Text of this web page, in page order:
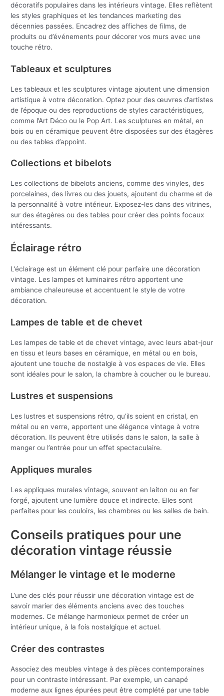
décoratifs populaires dans les intérieurs vintage. Elles reflètent
les styles graphiques et les tendances marketing des
décennies passées. Encadrez des affiches de films, de
produits ou d’événements pour décorer vos murs avec une
touche rétro.
Tableaux et sculptures
Les tableaux et les sculptures vintage ajoutent une dimension
artistique à votre décoration. Optez pour des œuvres d’artistes
de l’époque ou des reproductions de styles caractéristiques,
comme l’Art Déco ou le Pop Art. Les sculptures en métal, en
bois ou en céramique peuvent être disposées sur des étagères
ou des tables d’appoint.
Collections et bibelots
Les collections de bibelots anciens, comme des vinyles, des
porcelaines, des livres ou des jouets, ajoutent du charme et de
la personnalité à votre intérieur. Exposez-les dans des vitrines,
sur des étagères ou des tables pour créer des points focaux
intéressants.
Éclairage rétro
L’éclairage est un élément clé pour parfaire une décoration
vintage. Les lampes et luminaires rétro apportent une
ambiance chaleureuse et accentuent le style de votre
décoration.
Lampes de table et de chevet
Les lampes de table et de chevet vintage, avec leurs abat-jour
en tissu et leurs bases en céramique, en métal ou en bois,
ajoutent une touche de nostalgie à vos espaces de vie. Elles
sont idéales pour le salon, la chambre à coucher ou le bureau.
Lustres et suspensions
Les lustres et suspensions rétro, qu’ils soient en cristal, en
métal ou en verre, apportent une élégance vintage à votre
décoration. Ils peuvent être utilisés dans le salon, la salle à
manger ou l’entrée pour un effet spectaculaire.
Appliques murales
Les appliques murales vintage, souvent en laiton ou en fer
forgé, ajoutent une lumière douce et indirecte. Elles sont
parfaites pour les couloirs, les chambres ou les salles de bain.
Conseils pratiques pour une
décoration vintage réussie
Mélanger le vintage et le moderne
L’une des clés pour réussir une décoration vintage est de
savoir marier des éléments anciens avec des touches
modernes. Ce mélange harmonieux permet de créer un
intérieur unique, à la fois nostalgique et actuel.
Créer des contrastes
Associez des meubles vintage à des pièces contemporaines
pour un contraste intéressant. Par exemple, un canapé
moderne aux lignes épurées peut être complété par une table